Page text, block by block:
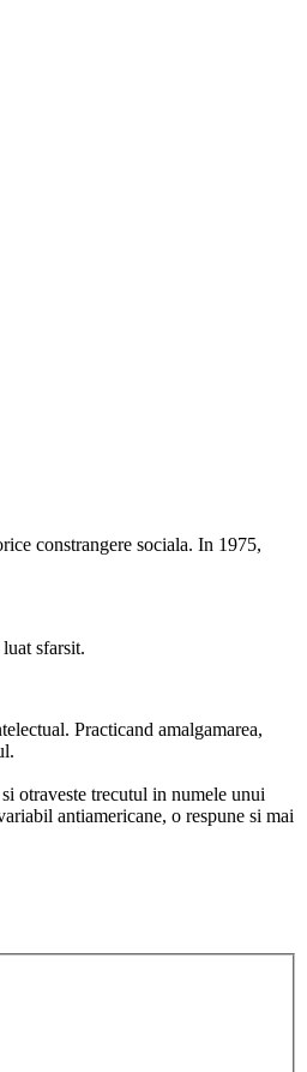
constrangere sociala. In 1975,
sfarsit.
Practicand amalgamarea,
otraveste trecutul in numele unui
antiamericane, o respune si mai